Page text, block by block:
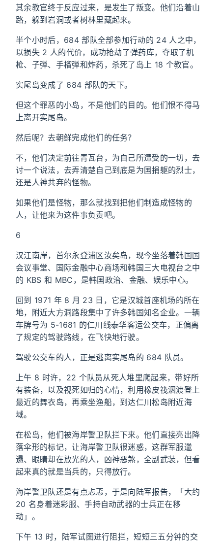
其余教官终于反应过来，是发生了叛变。他们沿着山
路，躲到岩洞或者树林里藏起来。
半个小时后，684 部队全部参加行动的 24 人之中，
以损失 2 人的代价，成功抢劫了弹药库，夺取了机
枪、子弹、手榴弹和炸药，杀死了岛上 18 个教官。
实尾岛变成了 684 部队的天下。
但这个罪恶的小岛，不是他们的目的。他们恨不得马
上离开实尾岛。
然后呢？去朝鲜完成他们的任务？
不，他们决定前往青瓦台，为自己所遭受的一切，去
讨一个说法，去弄清楚自己到底是为国捐躯的烈士，
还是人神共弃的怪物。
如果他们是怪物，那么就找到把他们制造成怪物的
人，让他来为这件事负责吧。
6
汉江南岸，首尔永登浦区汝矣岛，现今坐落着韩国国
会议事堂、国际金融中心商场和韩国三大电视台之中
的 KBS 和 MBC，是韩国政治、金融、娱乐中心。
回到 1971 年 8 月 23 日，它是汉城首座机场的所在
地，附近大方洞路段集中了许多韩国知名企业。一辆
车牌号为 5-1681 的仁川线泰华客运公交车，正偏离
了规定的驾驶路线，在飞快地行驶。
驾驶公交车的人，正是逃离实尾岛的 684 队员。
上午 8 时许，22 个队员从死人堆里爬起来，带好所
有装备，以及视死如归的心情，利用橡皮筏泅渡登上
最近的舞衣岛，再乘坐渔船，到达仁川松岛附近海
域。
在松岛，他们被海岸警卫队拦下来。他们直接亮出降
落伞形的标记，让海岸警卫队很迷惑，这群军服邋
遢、眼睛却在放光的人，凶神恶煞，全副武装，但看
起来真的就是当兵的，只得放行。
海岸警卫队还是有点忐忑，于是向陆军报告，「大约
20 名身着迷彩服、手持自动武器的士兵正在移
动」。
下午 13 时，陆军试图进行阻拦，短短三五分钟的交